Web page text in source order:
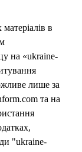
в
на «ukraine-
лише за
та на
"ukraine-